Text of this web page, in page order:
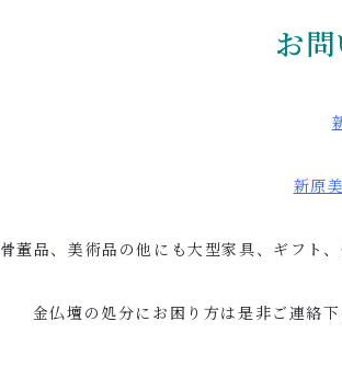
お
新原
骨董品、美術品の他にも大型家具、ギフト
金仏壇の処分にお困り方は是非ご連絡